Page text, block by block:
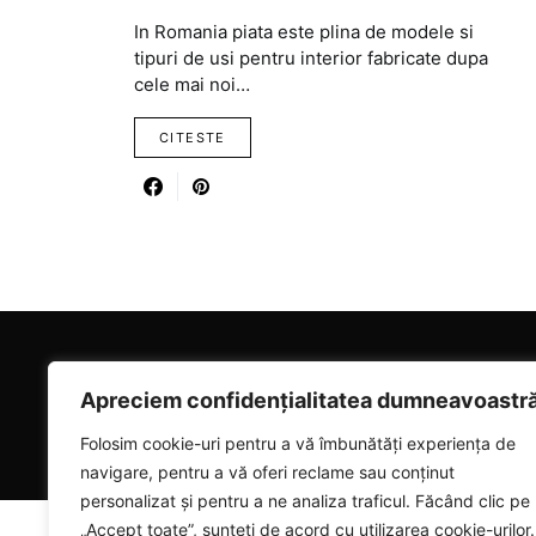
Apreciem confidențialitatea
Folosim cookie-uri pentru a vă îmbunătăți experiența de
navigare, pentru a vă oferi reclame sau conținut
personalizat și pentru a ne analiza traficul. Făcând clic pe
„Accept toate”, sunteți de acord cu utilizarea cookie-urilor.
In Romania piata este plina de modele si
tipuri de usi pentru interior fabricate dupa
cele mai noi…
CITESTE
RICARTER